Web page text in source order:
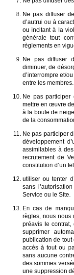
Ne pas diffuser
d’autrui ou à
ou incitant à la
générale tout
règlements en
Ne pas diffuser
diminuer, de
d’interrompre et/
entre les membres.
Ne pas participer
mettre en œuvre
à la boule de
de la
Ne pas participer
développement
assimilables à
recrutement de
constitution d’un
utiliser ou tenter
sans
Service ou le Site.
En cas de
règles, nous nous
préavis le contrat,
supprimer
publication de tout
accès à tout ou
sans aucune
des sommes
une suppression